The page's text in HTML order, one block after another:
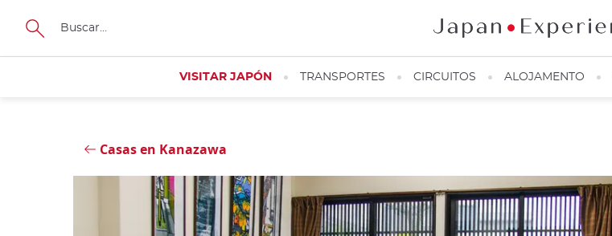
Tamaño
VISITAR JAPÓN TRANSPORTES CIRCUITOS ALOJAMENTO
Casas en Kanazawa
Close